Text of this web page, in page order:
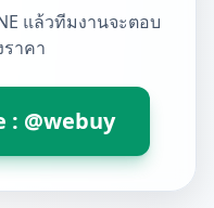
แล้วทีมงานจะตอบ
าคา
: @webuy